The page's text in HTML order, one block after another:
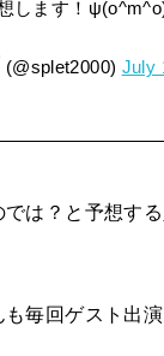
します！
July
は？と予想す
毎回ゲスト出演